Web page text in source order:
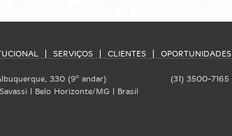
SERVIÇOS CLIENTES OPORTUNIDADES
330 (9º andar)
| Belo Horizonte/MG | Brasil
(31) 3500-7165